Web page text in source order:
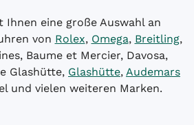
eine große Auswahl an
von Rolex, Omega, Breitling,
Baume et Mercier, Davosa,
Glashütte, Glashütte, Audemars
und vielen weiteren Marken.